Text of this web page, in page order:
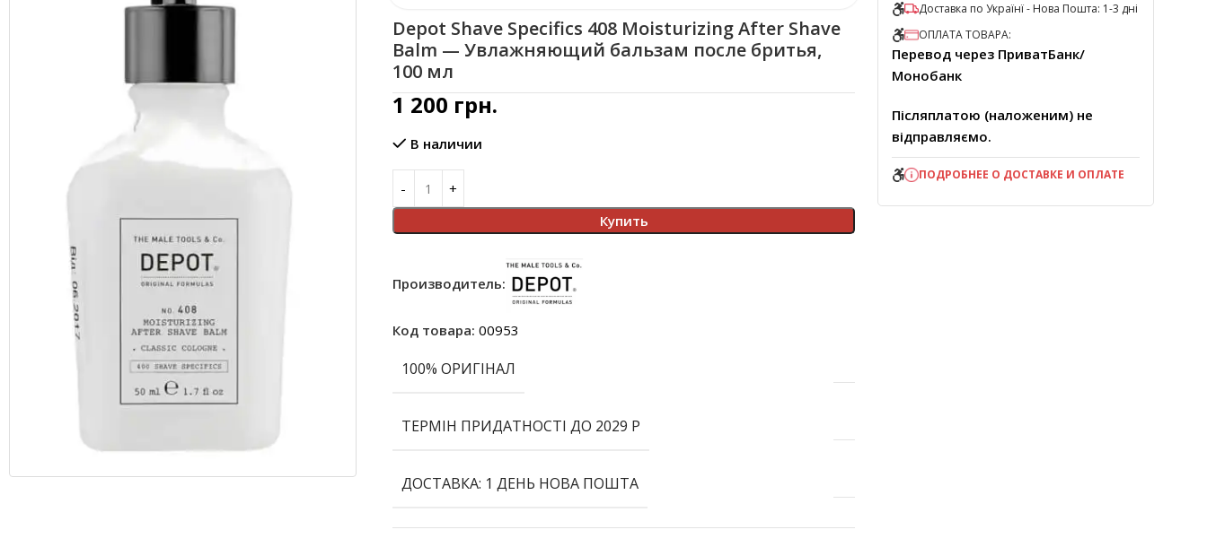
Depot Shave Specifics 408 Moisturizing After Shave
Balm — Увлажняющий бальзам после бритья,
100 мл
1 200 грн.
В наличии
Купить
Производитель:
Код товара: 00953
100% ОРИГІНАЛ
ТЕРМІН ПРИДАТНОСТІ ДО 2029 Р
ДОСТАВКА: 1 ДЕНЬ НОВА ПОШТА
Доставка по Українї - Нова Пошта: 1-3 дні
ОПЛАТА ТОВАРА:
Перевод через ПриватБанк/
Монобанк
Післяплатою (наложеним) не
відправляємо.
ПОДРОБНЕЕ О ДОСТАВКЕ И ОПЛАТЕ